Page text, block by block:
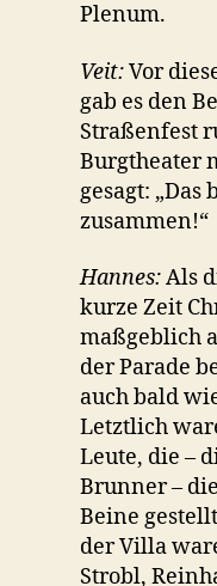
Plenum.
Veit:Vor
gab es den
Straßenfest
Burgtheater
gesagt:
zusammen!“
Hannes:Als
kurze Zeit
maßgeblich
der Parade
auch bald
Letztlich
Leute, die –
Brunner –
Beine
der Villa
Strobl,